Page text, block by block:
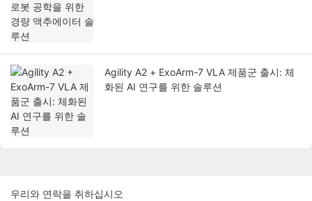
Agility A2 + ExoArm-7 VLA 제품군 출시: 체
화된 AI 연구를 위한 솔루션
우리와 연락을 취하십시오